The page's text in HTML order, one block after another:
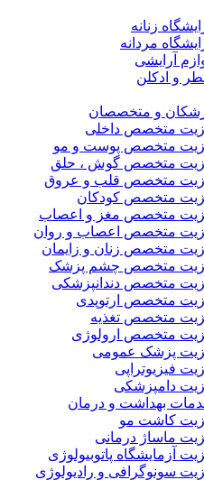
زنانه
مردانه
آرایشی
و ادکلن
و متخصصان
متخصص داخلی
متخصص پوست و مو
متخصص گوش ، حلق
متخصص قلب و عروق
متخصص کودکان
متخصص مغز و اعصاب
متخصص اعصاب و روان
متخصص زنان و زایمان
متخصص چشم پزشک
متخصص دندانپزشکی
متخصص ارتوپدی
متخصص تغذیه
متخصص ارولوژی
پزشک عمومی
فیزیوتراپی
دامپزشکی
بهداشت و درمان
کاشت مو
ماساژ درمانی
آزمایشگاه پاتوبیولوژی
سونوگرافی و رادیولوژی